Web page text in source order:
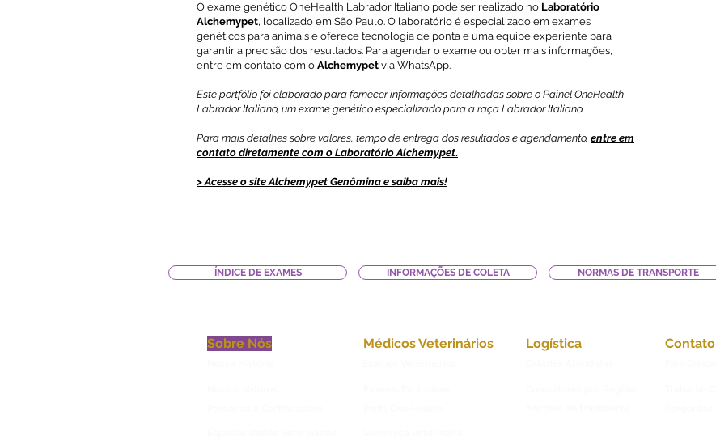
O exame genético OneHealth Labrador Italiano pode ser realizado no Laboratório
Alchemypet, localizado em São Paulo. O laboratório é especializado em exames
genéticos para animais e oferece tecnologia de ponta e uma equipe experiente para
garantir a precisão dos resultados. Para agendar o exame ou obter mais informações,
entre em contato com o Alchemypet via WhatsApp.
Este portfólio foi elaborado para fornecer informações detalhadas sobre o Painel OneHealth
Labrador Italiano, um exame genético especializado para a raça Labrador Italiano.
Para mais detalhes sobre valores, tempo de entrega dos resultados e agendamento, entre em
contato diretamente com o Laboratório Alchemypet.
>Acesse o site Alchemypet Genômina e saiba mais!
ÍNDICE DE EXAMES INFORMAÇÕES DE COLETA NORMAS DE TRANSPORTE
Sobre Nós Médicos Veterinários Logística Contato